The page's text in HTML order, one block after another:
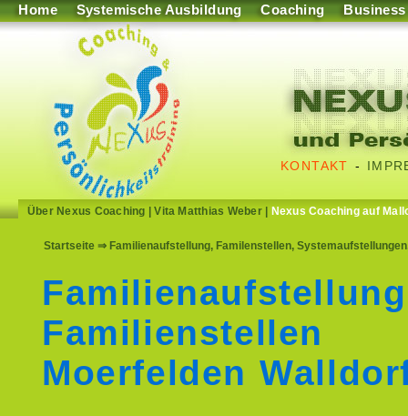
Home Systemische Ausbildung Coaching Business
KONTAKT -
Über Nexus Coaching |Vita Matthias Weber| Nexus Coaching auf
Startseite ⇒ Familienaufstellung, Familenstellen,
Familienstellen
Moerfelden